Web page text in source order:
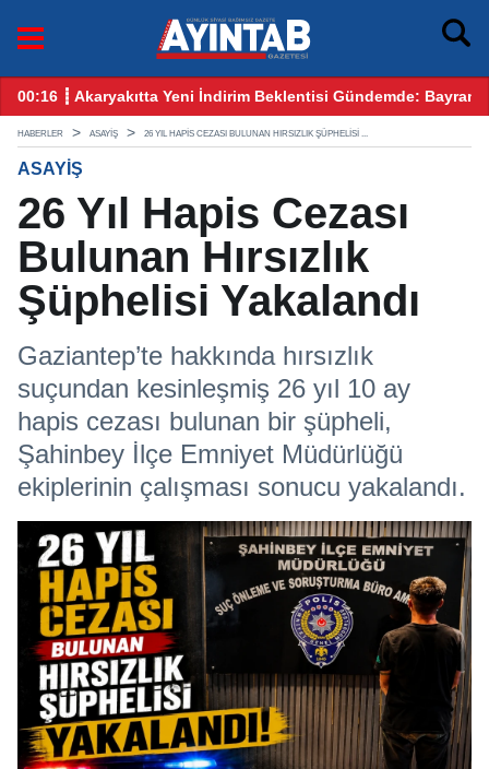
Öncesi Gözler Benzin ve Motorinde
12:25 ┋ CHP Gaziantep Karıştı: Ankara’dan Gelen Kulis
HABERLER ASAYIŞ 26 YIL HAPIS CEZASI BULUNAN HIRSIZLIK ŞÜPHELISI ...
ASAYIŞ
26 Yıl Hapis Cezası
Bulunan Hırsızlık
Şüphelisi Yakalandı
Gaziantep’te hakkında hırsızlık
suçundan kesinleşmiş 26 yıl 10 ay
hapis cezası bulunan bir şüpheli,
Şahinbey İlçe Emniyet Müdürlüğü
ekiplerinin çalışması sonucu yakalandı.